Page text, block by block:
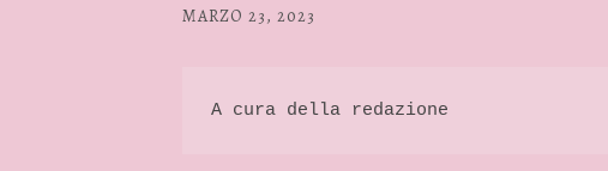
MARZO 23, 2023
&
A cura della redazione